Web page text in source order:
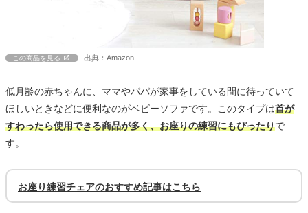
この商品を見る 出典：Amazon
低月齢の赤ちゃんに、ママやパパが家事をしている間に待っていて
ほしいときなどに便利なのがベビーソファです。このタイプは首が
すわったら使用できる商品が多く、お座りの練習にもぴったりで
す。
お座り練習チェアのおすすめ記事はこちら